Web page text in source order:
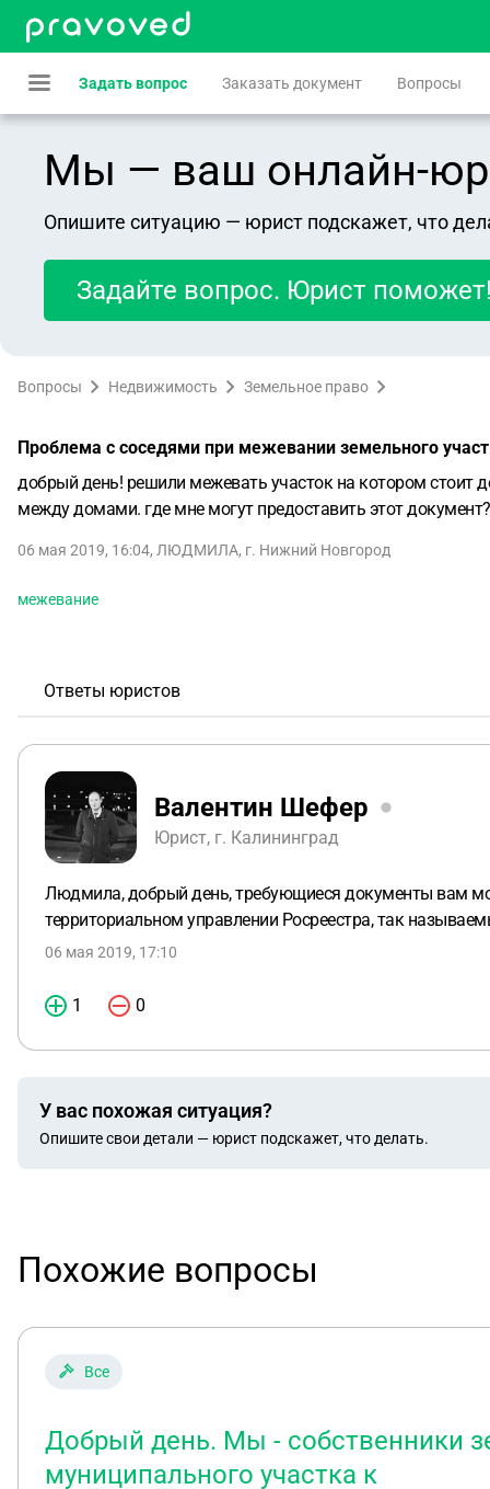
Задать вопрос Заказать документ Вопросы
Мы — ваш онлайн-
Опишите ситуацию — юрист подскажет, что
Задайте вопрос. Юрист поможет!
Вопросы Недвижимость Земельное право
Проблема с соседями при межевании земельного
добрый день! решили межевать участок на котором стоит
между домами. где мне могут предоставить этот документ?
06 мая 2019, 16:04, ЛЮДМИЛА, г. Нижний Новгород
межевание
Ответы юристов
Валентин Шефер
Юрист, г. Калининград
Людмила, добрый день, требующиеся документы вам
территориальном управлении Росреестра, так
06 мая 2019, 17:10
1 0
У вас похожая ситуация?
Опишите свои детали — юрист подскажет, что делать.
Похожие вопросы
Все
Добрый день. Мы - собственники
муниципального участка к